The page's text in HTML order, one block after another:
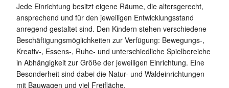
Jede Einrichtung besitzt eigene Räume, die altersgerecht,
ansprechend und für den jeweiligen Entwicklungsstand
anregend gestaltet sind. Den Kindern stehen verschiedene
Beschäftigungsmöglichkeiten zur Verfügung: Bewegungs-,
Kreativ-, Essens-, Ruhe- und unterschiedliche Spielbereiche
in Abhängigkeit zur Größe der jeweiligen Einrichtung. Eine
Besonderheit sind dabei die Natur- und Waldeinrichtungen
mit Bauwagen und viel Freifläche.